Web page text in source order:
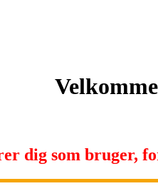
dig som bruger,